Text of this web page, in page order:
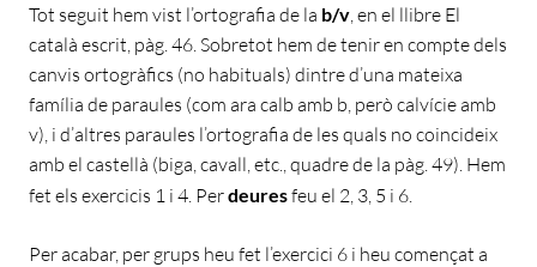
Tot seguit hem vist l’ortografia de la b/v , en el llibre El
català escrit, pàg. 46. Sobretot hem de tenir en compte dels
canvis ortogràfics (no habituals) dintre d’una mateixa
família de paraules (com ara calb amb b, però calvície amb
v), i d’altres paraules l’ortografia de les quals no coincideix
amb el castellà (biga, cavall, etc., quadre de la pàg. 49). Hem
fet els exercicis 1 i 4. Perdeuresfeu el 2, 3, 5 i 6.
Per acabar, per grups heu fet l’exercici 6 i heu començat a